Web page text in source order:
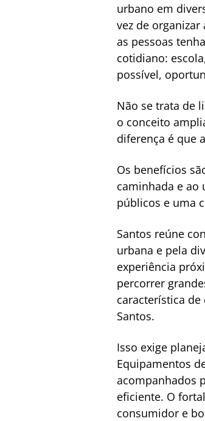
urbano em
vez de
as pessoas
cotidiano:
possível,
Não se trata de
o conceito
diferença é que
Os benefícios
caminhada e ao
públicos e uma
Santos reúne
urbana e pela
experiência
percorrer
característica
Santos.
Isso exige
Equipamentos
acompanhados
eficiente. O
consumidor e